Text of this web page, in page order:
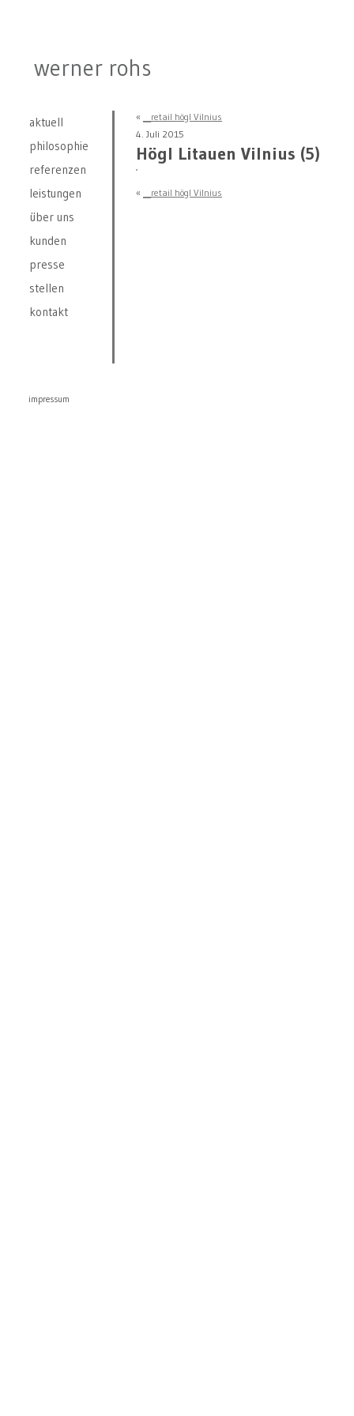
werner rohs
aktuell
philosophie
referenzen
leistungen
über uns
kunden
presse
stellen
kontakt
«
__retail högl Vilnius
4. Juli 2015
Högl Litauen Vilnius (5)
« __retail högl Vilnius
impressum